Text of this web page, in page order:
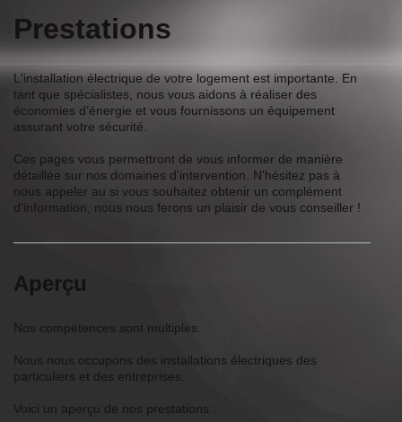
Prestations
L'installation électrique de votre logement est importante. En
tant que spécialistes, nous vous aidons à réaliser des
économies d’énergie et vous fournissons un équipement
assurant votre sécurité.
Ces pages vous permettront de vous informer de manière
détaillée sur nos domaines d'intervention. N'hésitez pas à
nous appeler au si vous souhaitez obtenir un complément
d'information, nous nous ferons un plaisir de vous conseiller !
Aperçu
Nos compétences sont multiples.
Nous nous occupons des installations électriques des
particuliers et des entreprises.
Voici un aperçu de nos prestations :